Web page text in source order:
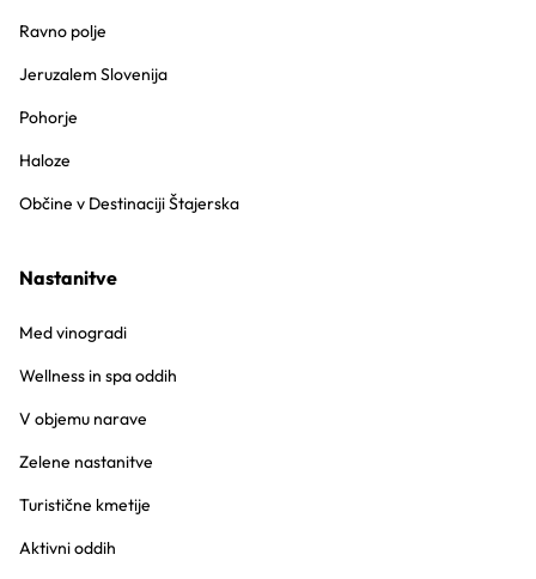
Ravno polje
Jeruzalem Slovenija
Pohorje
Haloze
Občine v Destinaciji Štajerska
Nastanitve
Med vinogradi
Wellness in spa oddih
V objemu narave
Zelene nastanitve
Turistične kmetije
Aktivni oddih